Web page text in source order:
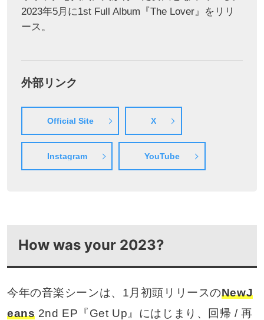
2023年5月に1st Full Album『The Lover』をリリ
ース。
外部リンク
Official Site X
Instagram YouTube
How was your 2023?
今年の音楽シーンは、1月初頭リリースのNewJ
eans 2nd EP『Get Up』にはじまり、回帰 / 再